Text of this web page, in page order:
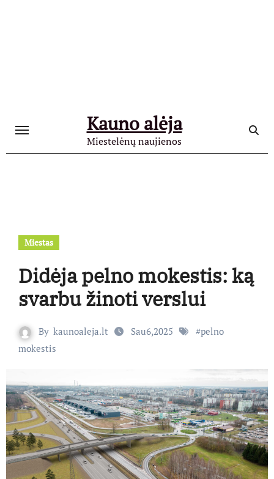
Kauno alėja
Miestelėnų naujienos
Miestas
Didėja pelno mokestis: ką
svarbu žinoti verslui
By kaunoaleja.lt Sau6,2025 #pelno
mokestis